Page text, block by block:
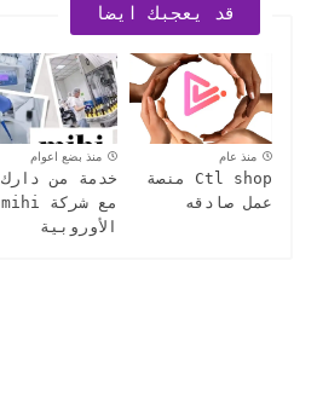
قد يعجبك ايضا
منذ عام
Ctl shop منصة
عمل صادقه
منذ بضع اعوام
خدمة من دارك
مع شركة mihi
الأوروبية